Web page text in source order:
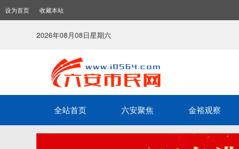
设为首页 收藏本站
2026年08月08日星期六
全站首页 六安聚焦 金裕观察